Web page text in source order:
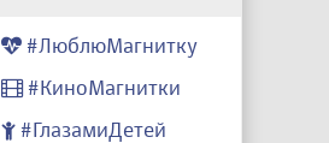
#ЛюблюМагнитку
#КиноМагнитки
#ГлазамиДетей